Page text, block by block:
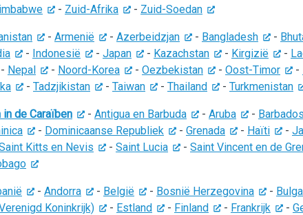
- Zuid-Afrika - Zuid-Soedan
- Armenië - Azerbeidzjan - Bangladesh -
- Indonesië - Japan - Kazachstan - Kirgizië -
- Nepal - Noord-Korea - Oezbekistan - Oost-Timor -
- Tadzjikistan - Taiwan - Thailand - Turkmenistan
de Caraïben - Antigua en Barbuda - Aruba - Barbados
- Dominicaanse Republiek - Grenada - Haïti -
Kitts en Nevis - Saint Lucia - Saint Vincent en de
- Andorra - België - Bosnië Herzegovina -
Koninkrijk) - Estland - Finland - Frankrijk -